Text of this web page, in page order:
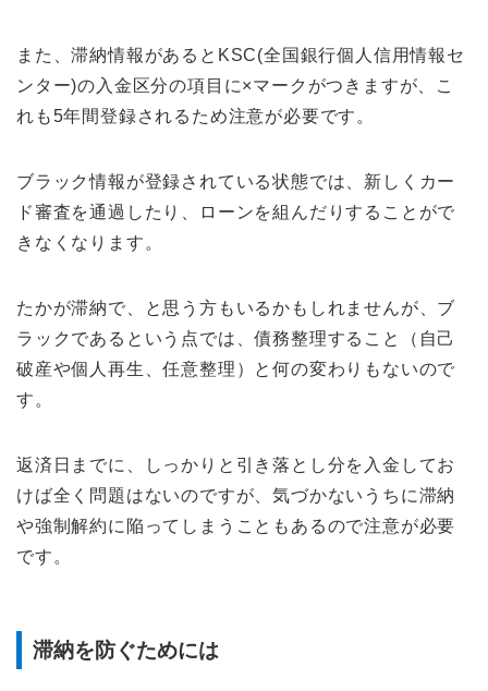
また、滞納情報があるとKSC(全国銀行個人信用情報セ
ンター)の入金区分の項目に×マークがつきますが、こ
れも5年間登録されるため注意が必要です。
ブラック情報が登録されている状態では、新しくカー
ド審査を通過したり、ローンを組んだりすることがで
きなくなります。
たかが滞納で、と思う方もいるかもしれませんが、ブ
ラックであるという点では、債務整理すること（自己
破産や個人再生、任意整理）と何の変わりもないので
す。
返済日までに、しっかりと引き落とし分を入金してお
けば全く問題はないのですが、気づかないうちに滞納
や強制解約に陥ってしまうこともあるので注意が必要
です。
滞納を防ぐためには